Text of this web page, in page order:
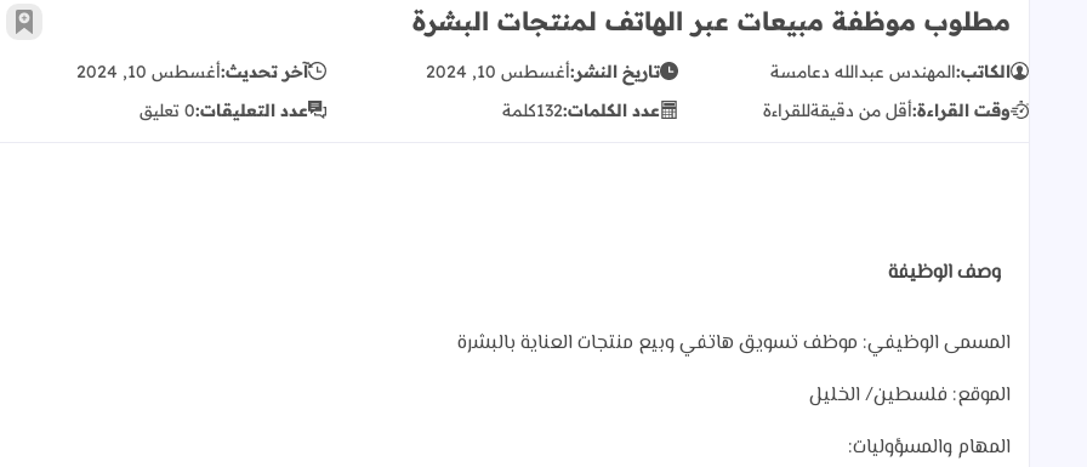
مطلوب موظفة مبيعات عبر الهاتف لمنتجات البشرة
الكاتب:المهندس عبدالله دعامسة تاريخ النشر:أغسطس 10, 2024 آخر تحديث:أغسطس 10, 2024
وقت القراءة:أقل من دقيقةللقراءة عدد الكلمات:132كلمة عدد التعليقات:0 تعليق
وصف الوظيفة
المسمى الوظيفي: موظف تسويق هاتفي وبيع منتجات العناية بالبشرة
الموقع: فلسطين/ الخليل
المهام والمسؤوليات: